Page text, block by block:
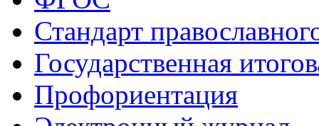
Стандарт
Государственная
Профориентация